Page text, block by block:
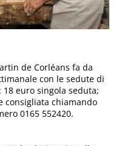
de Corléans fa da
con le sedute di
18 euro singola seduta;
consigliata chiamando
0165 552420.